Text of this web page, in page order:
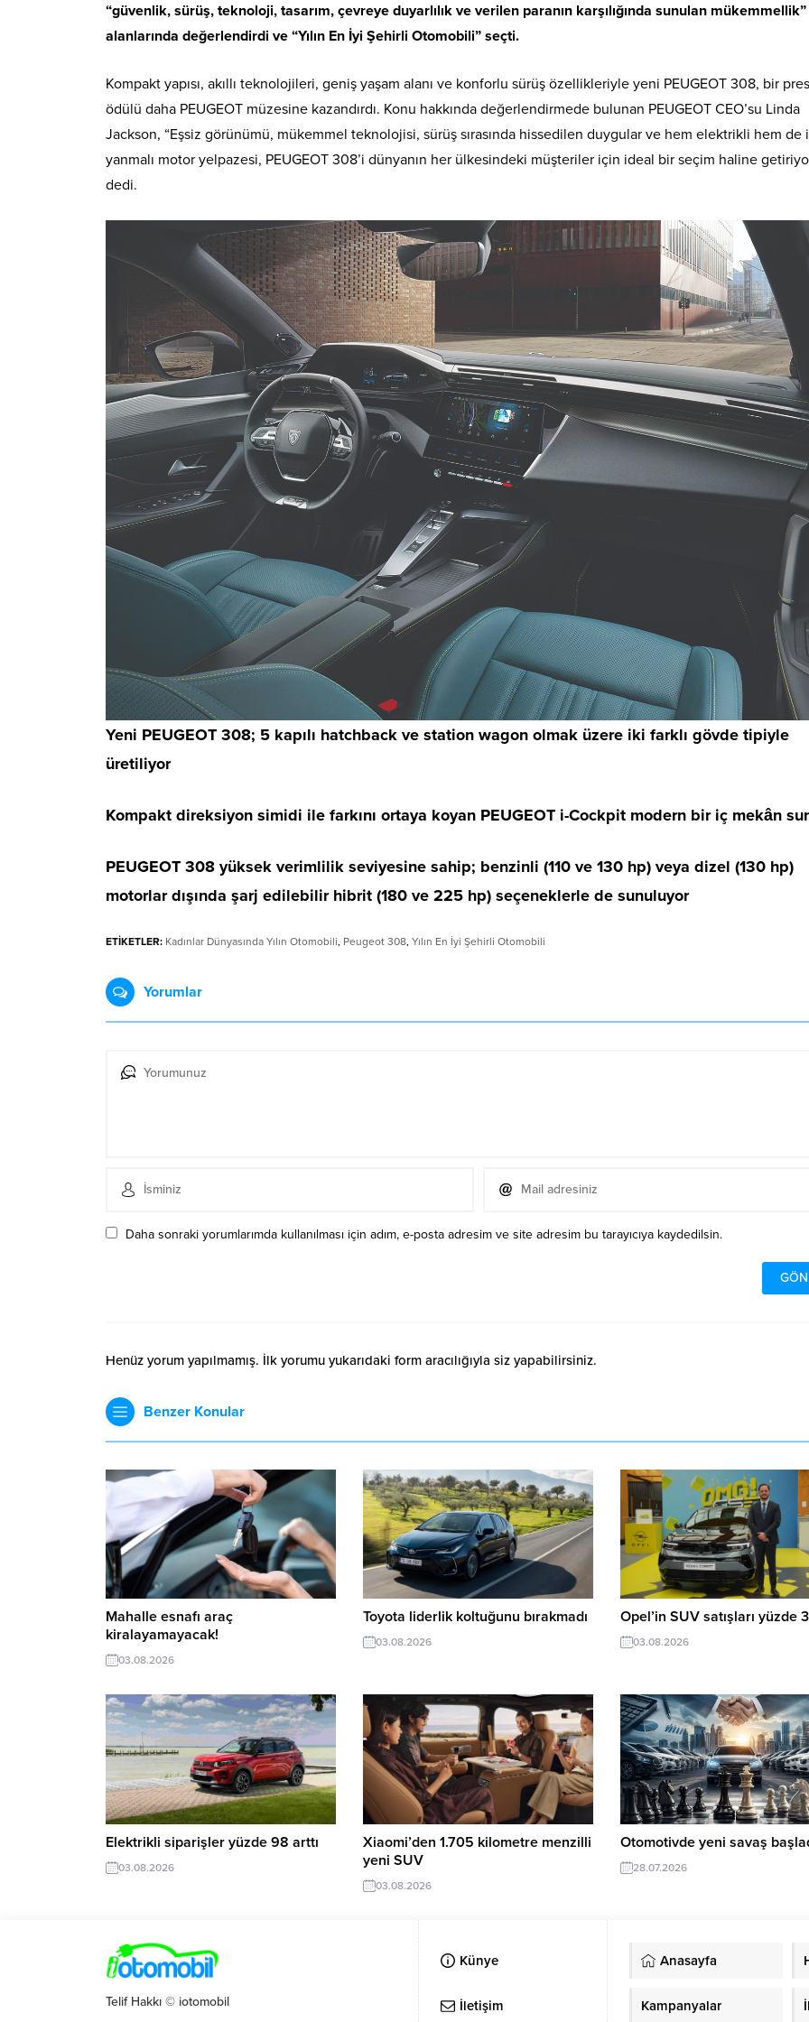
“güvenlik, sürüş, teknoloji, tasarım, çevreye duyarlılık ve verilen paranın karşılığında sunulan mükemmellik”
alanlarında değerlendirdi ve “Yılın En İyi Şehirli Otomobili” seçti.
Kompakt yapısı, akıllı teknolojileri, geniş yaşam alanı ve konforlu sürüş özellikleriyle yeni PEUGEOT 308, bir
ödülü daha PEUGEOT müzesine kazandırdı. Konu hakkında değerlendirmede bulunan PEUGEOT CEO’su Linda
Jackson, “Eşsiz görünümü, mükemmel teknolojisi, sürüş sırasında hissedilen duygular ve hem elektrikli hem de
yanmalı motor yelpazesi, PEUGEOT 308’i dünyanın her ülkesindeki müşteriler için ideal bir seçim haline
dedi.
Yeni PEUGEOT 308; 5 kapılı hatchback ve station wagon olmak üzere iki farklı gövde tipiyle
üretiliyor
Kompakt direksiyon simidi ile farkını ortaya koyan PEUGEOT i-Cockpit modern bir iç mekân
PEUGEOT 308 yüksek verimlilik seviyesine sahip; benzinli (110 ve 130 hp) veya dizel (130 hp)
motorlar dışında şarj edilebilir hibrit (180 ve 225 hp) seçeneklerle de sunuluyor
ETİKETLER: Kadınlar Dünyasında Yılın Otomobili, Peugeot 308, Yılın En İyi Şehirli Otomobili
Yorumlar
Daha sonraki yorumlarımda kullanılması için adım, e-posta adresim ve site adresim bu tarayıcıya kaydedilsin.
Henüz yorum yapılmamış. İlk yorumu yukarıdaki form aracılığıyla siz yapabilirsiniz.
Benzer Konular
Mahalle esnafı araç
kiralayamayacak!
03.08.2026
Toyota liderlik koltuğunu bırakmadı
03.08.2026
Opel’in SUV satışları yüzde
03.08.2026
Elektrikli siparişler yüzde 98 arttı
03.08.2026
Xiaomi’den 1.705 kilometre menzilli
yeni SUV
03.08.2026
Otomotivde yeni savaş
28.07.2026
Telif Hakkı © iotomobil
Künye
İletişim
Anasayfa
Kampanyalar